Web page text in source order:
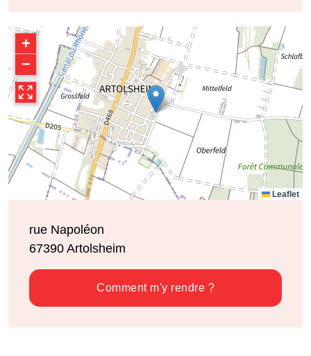
+
−
Leaflet
rue Napoléon
67390 Artolsheim
Comment m'y rendre ?